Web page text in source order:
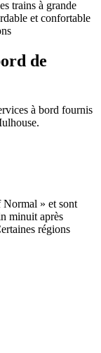
trains à grande
et confortable
de
à bord fournis
» et sont
minuit après
régions